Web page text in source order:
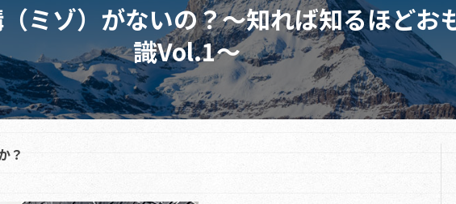
ミゾ）がないの？～知れば知るほどお
識Vol.1～
？